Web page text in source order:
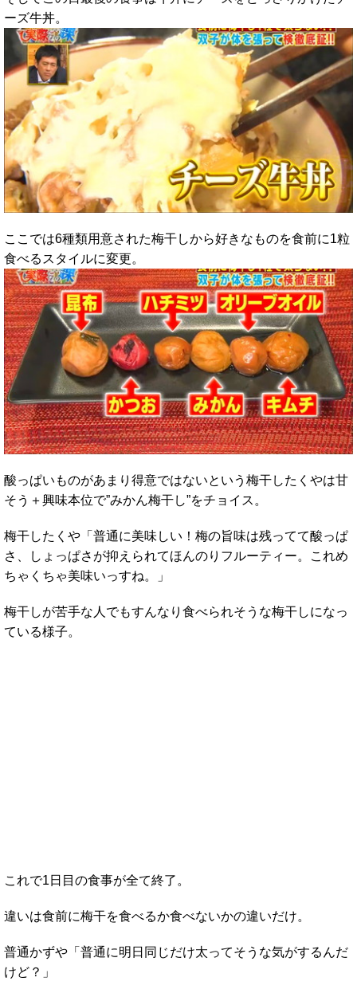
ーズ牛丼。
ここでは6種類用意された梅干しから好きなものを食前に1粒
食べるスタイルに変更。
酸っぱいものがあまり得意ではないという梅干したくやは甘
そう＋興味本位で”みかん梅干し”をチョイス。
梅干したくや「普通に美味しい！梅の旨味は残ってて酸っぱ
さ、しょっぱさが抑えられてほんのりフルーティー。これめ
ちゃくちゃ美味いっすね。」
梅干しが苦手な人でもすんなり食べられそうな梅干しになっ
ている様子。
これで1日目の食事が全て終了。
違いは食前に梅干を食べるか食べないかの違いだけ。
普通かずや「普通に明日同じだけ太ってそうな気がするんだ
けど？」